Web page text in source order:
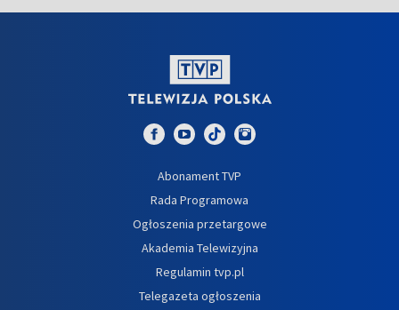
Abonament TVP
Rada Programowa
Ogłoszenia przetargowe
Akademia Telewizyjna
Regulamin tvp.pl
Telegazeta ogłoszenia